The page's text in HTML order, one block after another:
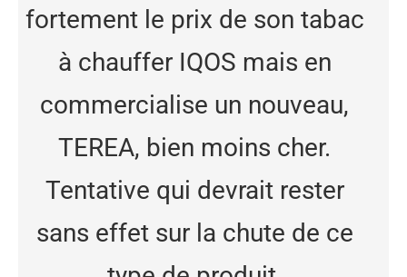
fortement le prix de son tabac
à chauffer IQOS mais en
commercialise un nouveau,
TEREA, bien moins cher.
Tentative qui devrait rester
sans effet sur la chute de ce